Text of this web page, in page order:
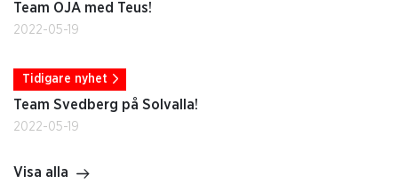
Team OJA med Teus!
2022-05-19
Tidigare nyhet
Team Svedberg på Solvalla!
2022-05-19
Visa alla